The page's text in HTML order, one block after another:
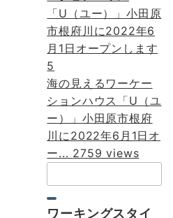
5
海の見えるワーケー
ションハウス「U（ユ
ー）」小田原市根府
川に2022年6月1日オ
ー... 2759 views
索：
ワーキングスタイ